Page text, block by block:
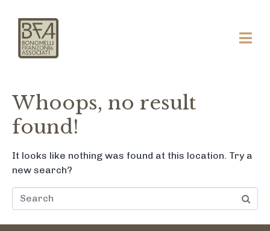
Whoops, no result
found!
It looks like nothing was found at this location. Try a
new search?
Cerca